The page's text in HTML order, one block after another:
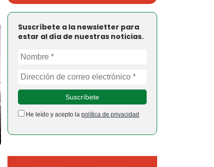
Suscríbete a la newsletter para
estar al día de nuestras noticias.
He leído y acepto la política de privacidad